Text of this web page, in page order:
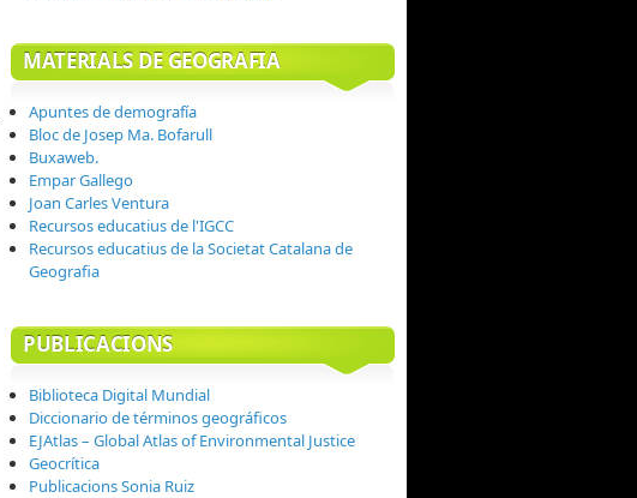
MATERIALS DE GEOGRAFIA
Apuntes de demografía
Bloc de Josep Ma. Bofarull
Buxaweb.
Empar Gallego
Joan Carles Ventura
Recursos educatius de l'IGCC
Recursos educatius de la Societat Catalana de
Geografia
PUBLICACIONS
Biblioteca Digital Mundial
Diccionario de términos geográficos
EJAtlas – Global Atlas of Environmental Justice
Geocrítica
Publicacions Sonia Ruiz